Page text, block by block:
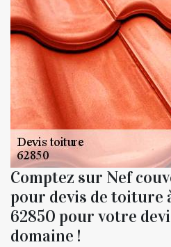
Comptez sur Nef
pour devis de toiture
62850 pour votre
domaine !